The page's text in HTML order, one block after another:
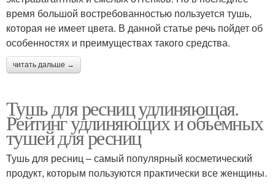
время большой востребованностью пользуется тушь,
которая не имеет цвета. В данной статье речь пойдет об
особенностях и преимуществах такого средства.
читать дальше →
Тушь для ресниц удлиняющая.
Рейтинг удлиняющих и объемных
тушей для ресниц
Тушь для ресниц – самый популярный косметический
продукт, которым пользуются практически все женщины.